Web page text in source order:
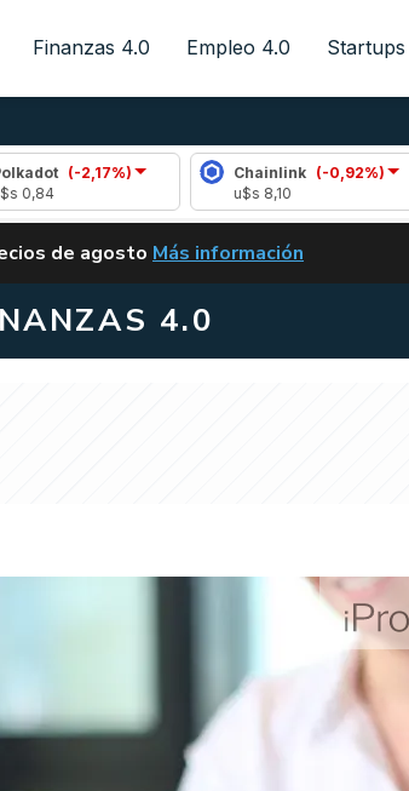
Finanzas 4.0 Empleo 4.0 Startups
Chainlink
(-0,92%)
ALERTA
de agosto VUELVE EL CARRY TRADE
Más información
4.0